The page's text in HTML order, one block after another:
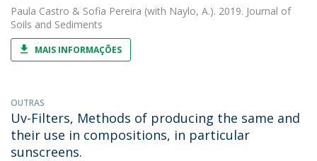
Paula Castro & Sofia Pereira (with Naylo, A.). 2019. Journal of
Soils and Sediments
MAIS INFORMAÇÕES
OUTRAS
Uv-Filters, Methods of producing the same and
their use in compositions, in particular
sunscreens.